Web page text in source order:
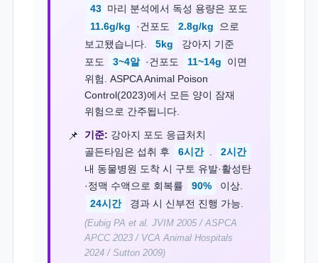
43 마리 분석에서 독성 용량은 포도
11.6g/kg
·건포도 2.8g/kg
으로
보고됐습니다.
5kg
강아지 기준
포도
3~4알 ·건포도 11~14g
이면
위험. ASPCA Animal Poison
Control(2023)에서 모든 양이 잠재
위험으로 간주됩니다.
기준: 강아지 포도 응급처치
골든타임은 섭취 후
6시간
2시간
내 동물병원 도착 시 구토 유발·활성탄
·정맥 수액으로 회복률
90%
이상.
24시간
경과 시 신부전 진행 가능.
(Eubig PA et al. JVIM 2005 / ASPCA
APCC 2023 / VCA Animal Hospitals
2024 / Sutton 2009)